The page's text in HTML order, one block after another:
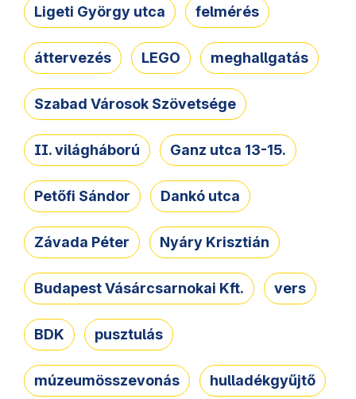
Ligeti György utca felmérés
áttervezés LEGO meghallgatás
Szabad Városok Szövetsége
II. világháború Ganz utca 13-15.
Petőfi Sándor Dankó utca
Závada Péter Nyáry Krisztián
Budapest Vásárcsarnokai Kft. vers
BDK pusztulás
múzeumösszevonás hulladékgyűjtő